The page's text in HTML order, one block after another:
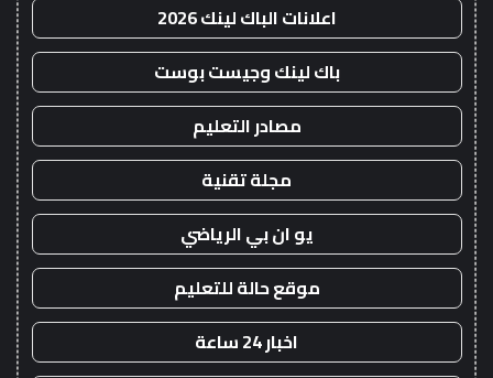
اعلانات الباك لينك 2026
باك لينك وجيست بوست
مصادر التعليم
مجلة تقنية
يو ان بي الرياضي
موقع حالة للتعليم
اخبار 24 ساعة